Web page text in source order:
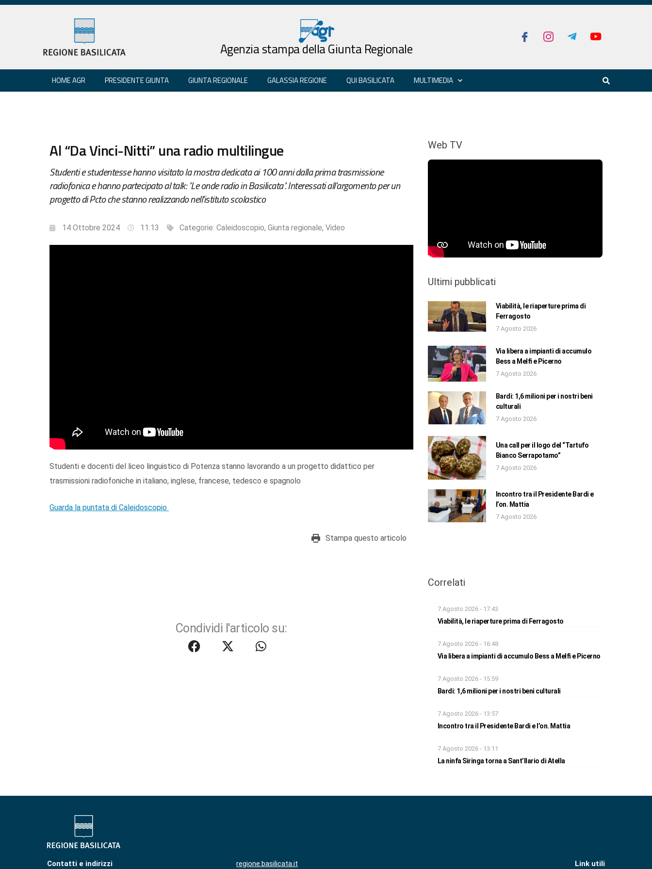
Agenzia stampa della Giunta Regionale
HOME AGR PRESIDENTE GIUNTA GIUNTA REGIONALE GALASSIA REGIONE QUI BASILICATA MULTIMEDIA
Al “Da Vinci-Nitti” una radio multilingue
Studenti e studentesse hanno visitato la mostra dedicata ai 100 anni dalla prima trasmissione
radiofonica e hanno partecipato al talk: "Le onde radio in Basilicata". Interessati all'argomento per un
progetto di Pcto che stanno realizzando nell'istituto scolastico
14 Ottobre 2024 11:13 Categorie: Caleidoscopio, Giunta regionale, Video
Studenti e docenti del liceo linguistico di Potenza stanno lavorando a un progetto didattico per
trasmissioni radiofoniche in italiano, inglese, francese, tedesco e spagnolo
Guarda la puntata di Caleidoscopio
Stampa questo articolo
Condividi l'articolo su:
Web TV
Ultimi pubblicati
Viabilità, le riaperture prima di
Ferragosto
7 Agosto 2026
Via libera a impianti di accumulo
Bess a Melfi e Picerno
7 Agosto 2026
Bardi: 1,6 milioni per i nostri beni
culturali
7 Agosto 2026
Una call per il logo del “Tartufo
Bianco Serrapotamo”
7 Agosto 2026
Incontro tra il Presidente Bardi e
l’on. Mattia
7 Agosto 2026
Correlati
7 Agosto 2026 - 17:43
Viabilità, le riaperture prima di Ferragosto
7 Agosto 2026 - 16:48
Via libera a impianti di accumulo Bess a Melfi e Picerno
7 Agosto 2026 - 15:59
Bardi: 1,6 milioni per i nostri beni culturali
7 Agosto 2026 - 13:57
Incontro tra il Presidente Bardi e l’on. Mattia
7 Agosto 2026 - 13:11
La ninfa Siringa torna a Sant’Ilario di Atella
Contatti e indirizzi regione.basilicata.it Link utili